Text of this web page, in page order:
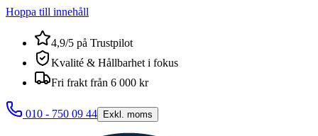
Hoppa till innehåll
4,9/5 på Trustpilot
Kvalité & Hållbarhet i fokus
Fri frakt från 6 000 kr
010 - 750 09 44 Exkl. moms